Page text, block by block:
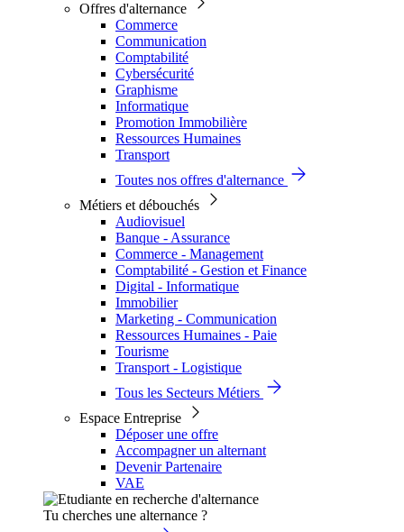
Offres d'alternance
Commerce
Communication
Comptabilité
Cybersécurité
Graphisme
Informatique
Promotion Immobilière
Ressources Humaines
Transport
Toutes nos offres d'alternance
Métiers et débouchés
Audiovisuel
Banque - Assurance
Commerce - Management
Comptabilité - Gestion et Finance
Digital - Informatique
Immobilier
Marketing - Communication
Ressources Humaines - Paie
Tourisme
Transport - Logistique
Tous les Secteurs Métiers
Espace Entreprise
Déposer une offre
Accompagner un alternant
Devenir Partenaire
VAE
Tu cherches une alternance ?